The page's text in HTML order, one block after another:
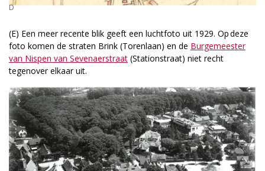
D
(E) Een meer recente blik geeft een luchtfoto uit 1929. Op deze
foto komen de straten Brink (Torenlaan) en de Burgemeester
van Nispen van ­Sevenaerstraat (Stationstraat) niet recht
tegenover elkaar uit.